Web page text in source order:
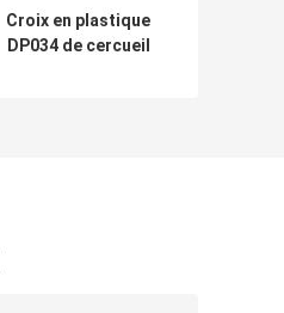
Croix en plastique
DP034 de cercueil